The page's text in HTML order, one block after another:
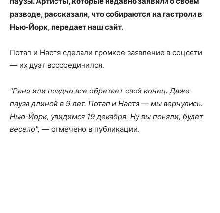
разводе, рассказали, что собираются на гастроли в
Нью-Йорк, передает наш сайт.
Потап и Настя сделали громкое заявление в соцсети
— их дуэт воссоединился.
"Рано или поздно все обретает свой конец. Даже
пауза длиной в 9 лет. Потап и Настя — мы вернулись.
Нью-Йорк, увидимся 19 декабря. Ну вы поняли, будет
весело", — отмечено в публикации.